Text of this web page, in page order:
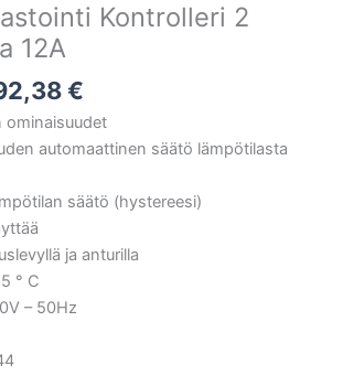
Kontrolleri 2
12A
€
ominaisuudet
automaattinen säätö lämpötilasta
säätö (hystereesi)
ja anturilla
° C
– 50Hz